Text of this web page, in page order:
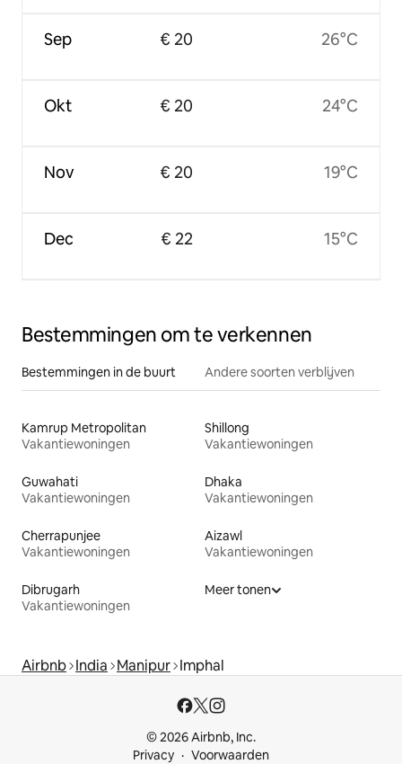
Sep
Okt
Nov
Dec
€ 20
€ 20
€ 20
€ 22
26°C
24°C
19°C
15°C
Bestemmingen om te verkennen
Bestemmingen in de buurt Andere soorten verblijven
Kamrup Metropolitan
Vakantiewoningen
Shillong
Vakantiewoningen
Guwahati
Vakantiewoningen
Dhaka
Vakantiewoningen
Cherrapunjee
Vakantiewoningen
Aizawl
Vakantiewoningen
Dibrugarh
Vakantiewoningen
Meer tonen
Airbnb India Manipur Imphal
© 2026 Airbnb, Inc.
Privacy
Voorwaarden